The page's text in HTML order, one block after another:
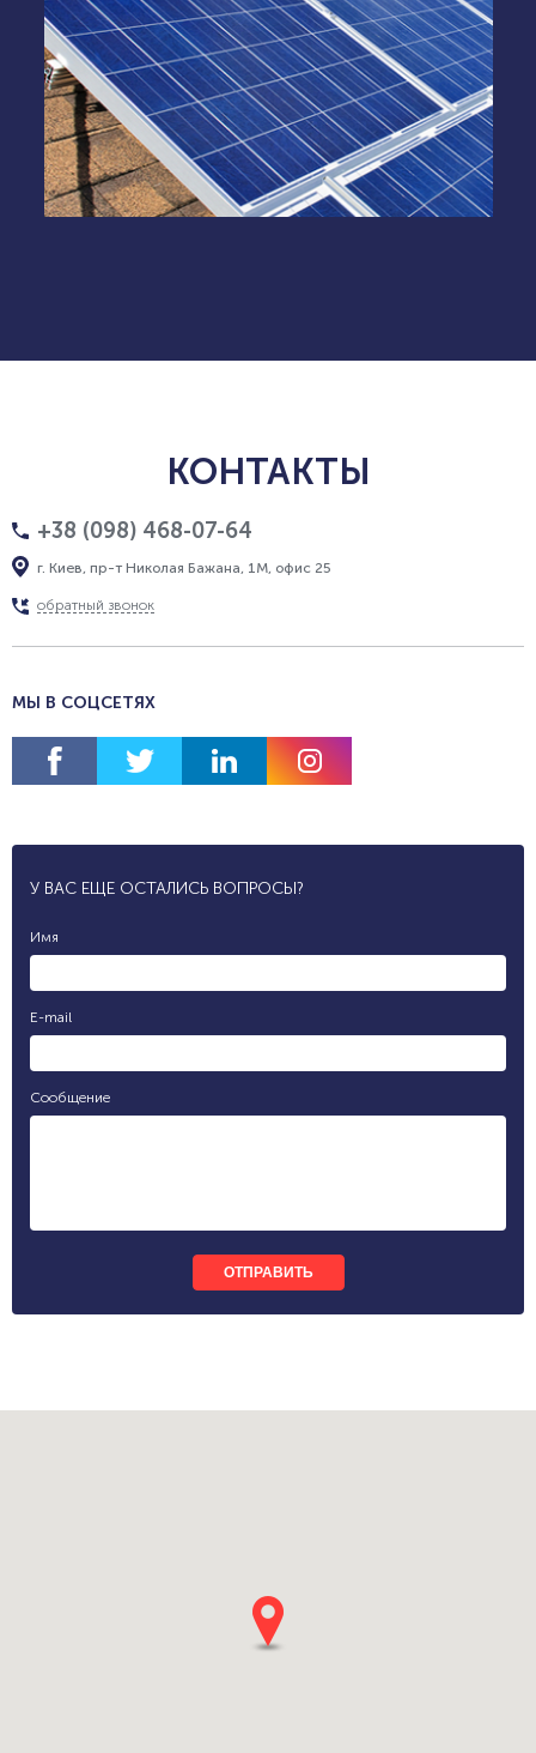
КОНТАКТЫ
+38 (098) 468-07-64
г. Киев, пр-т Николая Бажана, 1М, офис 25
обратный звонок
МЫ В СОЦСЕТЯХ
У ВАС ЕЩЕ ОСТАЛИСЬ ВОПРОСЫ?
Имя
E-mail
Сообщение
ОТПРАВИТЬ